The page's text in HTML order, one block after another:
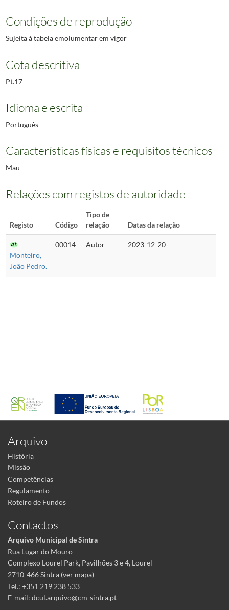
Condições de reprodução
Sujeita à tabela emolumentar em vigor
Cota descritiva
Pt.17
Idioma e escrita
Português
Características físicas e requisitos técnicos
Mau
Relações com registos de autoridade
Registo Código
Tipo de
relação
Datas da relação
Monteiro,
João Pedro.
00014 Autor 2023-12-20
Arquivo
História
Missão
Competências
Regulamento
Roteiro de Fundos
Contactos
Arquivo Municipal de Sintra
Rua Lugar do Mouro
Complexo Lourel Park, Pavilhões 3 e 4, Lourel
2710-466 Sintra (ver mapa)
Tel.: +351 219 238 533
E-mail: dcul.arquivo@cm-sintra.pt